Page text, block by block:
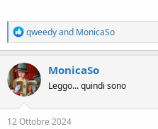
R
e
a
c
t
i
o
n
s
qweedyand MonicaSo
MonicaSo
Leggo... quindi sono
12 Ottobre 2024